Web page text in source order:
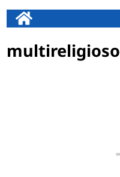
multireligioso